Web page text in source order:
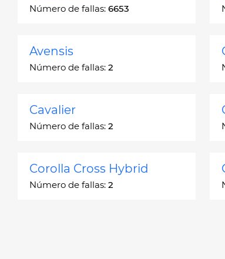
Número de fallas: 6653
Avensis
Número de fallas: 2
Cavalier
Número de fallas: 2
Corolla Cross Hybrid
Número de fallas: 2